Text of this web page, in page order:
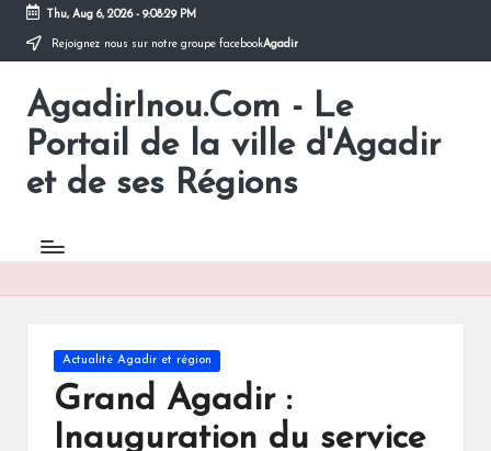
Skip
content
Thu, Aug 6, 2026- 9:08:29 PM
Rejoignez nous sur notre groupe facebookAgadir
AgadirInou.Com - Le
Portail de la ville d'Agadir
et de ses Régions
Toute
l'actualité
ville
en
un
Posted
Actualité Agadir et région
Grand Agadir :
Inauguration du service